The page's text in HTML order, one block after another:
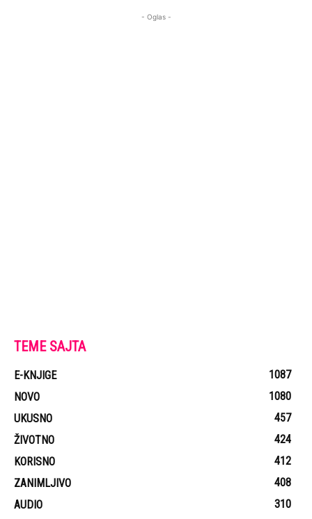
- Oglas -
TEME SAJTA
E-KNJIGE
1087
NOVO
1080
UKUSNO
457
ŽIVOTNO
424
KORISNO
412
ZANIMLJIVO
408
AUDIO
310